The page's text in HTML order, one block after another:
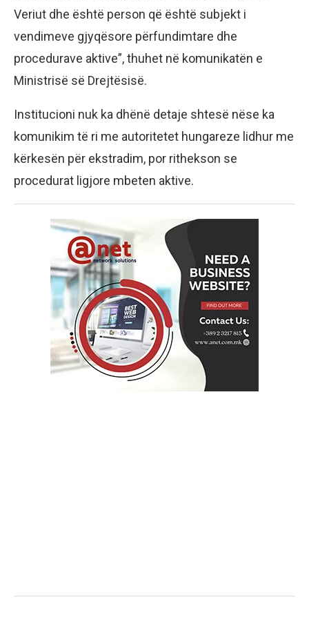
Veriut dhe është person që është subjekt i
vendimeve gjyqësore përfundimtare dhe
procedurave aktive”, thuhet në komunikatën e
Ministrisë së Drejtësisë.
Institucioni nuk ka dhënë detaje shtesë nëse ka
komunikim të ri me autoritetet hungareze lidhur me
kërkesën për ekstradim, por rithekson se
procedurat ligjore mbeten aktive.